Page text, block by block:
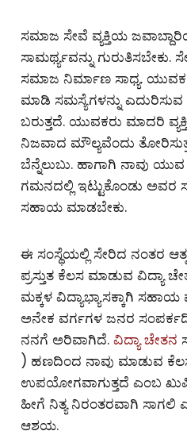
ಸಮಾಜ ಸೇವೆ ವ್ಯಕ್ತಿಯ
ಸಾಮರ್ಥ್ಯವನ್ನು
ಸಮಾಜ ನಿರ್ಮಾಣ ಸಾಧ್ಯ.
ಮಾಡಿ ಸಮಸ್ಯೆಗಳನ್ನು
ಬರುತ್ತದೆ. ಯುವಕರು ಮಾದರಿ
ನಿಜವಾದ ಮೌಲ್ಯವೆಂದು
ಬೆನ್ನೆಲುಬು. ಹಾಗಾಗಿ ನಾವು
ಗಮನದಲ್ಲಿ ಇಟ್ಟುಕೊಂಡು ಅವರ
ಸಹಾಯ ಮಾಡಬೇಕು.
ಈ ಸಂಸ್ಥೆಯಲ್ಲಿ ಸೇರಿದ ನಂತರ
ಪ್ರಸ್ತುತ ಕೆಲಸ ಮಾಡುವ ವಿದ್ಯಾ
ಮಕ್ಕಳ ವಿದ್ಯಾಭ್ಯಾಸಕ್ಕಾಗಿ
ಅನೇಕ ವರ್ಗಗಳ ಜನರ
ನನಗೆ ಅರಿವಾಗಿದೆ.ವಿದ್ಯಾ ಚೇತನ
) ಹಣದಿಂದ ನಾವು ಮಾಡುವ
ಉಪಯೋಗವಾಗುತ್ತದೆ ಎಂಬ ಖುಷಿ
ಹೀಗೆ ನಿತ್ಯ ನಿರಂತರವಾಗಿ
ಆಶಯ.